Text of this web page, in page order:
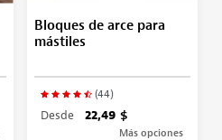
Bloques de arce para
mástiles
(44)
Desde 22,49 $
Más opciones